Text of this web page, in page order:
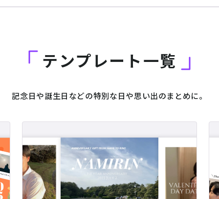
テンプレート一覧
記念日や誕生日などの特別な日や思い出のまとめに。